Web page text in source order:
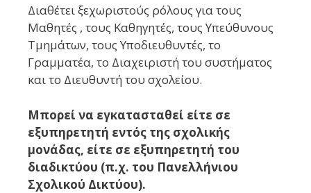
Διαθέτει ξεχωριστούς ρόλους για τους
Μαθητές , τους Καθηγητές, τους Υπεύθυνους
Τμημάτων, τους Υποδιευθυντές, το
Γραμματέα, το Διαχειριστή του συστήματος
και το Διευθυντή του σχολείου.
Μπορεί να εγκατασταθεί είτε σε
εξυπηρετητή εντός της σχολικής
μονάδας, είτε σε εξυπηρετητή του
διαδικτύου (π.χ. του Πανελλήνιου
Σχολικού Δικτύου).